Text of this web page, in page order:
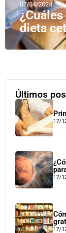
07/04/2024
dieta
Últimos
17/
17/
17/